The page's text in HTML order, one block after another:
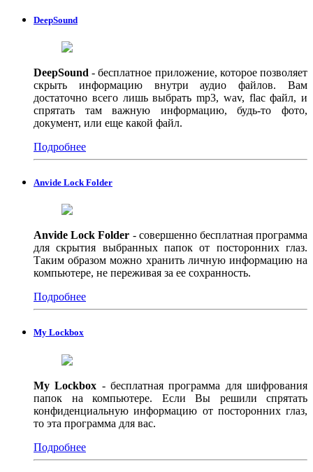
DeepSound
DeepSound - бесплатное приложение, которое позволяет
скрыть информацию внутри аудио файлов. Вам
достаточно всего лишь выбрать mp3, wav, flac файл, и
спрятать там важную информацию, будь-то фото,
документ, или еще какой файл.
Подробнее
Anvide Lock Folder
Anvide Lock Folder - совершенно бесплатная программа
для скрытия выбранных папок от посторонних глаз.
Таким образом можно хранить личную информацию на
компьютере, не переживая за ее сохранность.
Подробнее
My Lockbox
My Lockbox - бесплатная программа для шифрования
папок на компьютере. Если Вы решили спрятать
конфиденциальную информацию от посторонних глаз,
то эта программа для вас.
Подробнее